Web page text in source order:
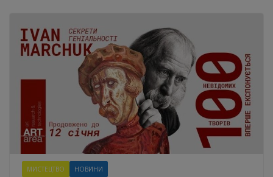
МИСТЕЦТВО НОВИНИ